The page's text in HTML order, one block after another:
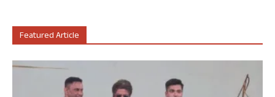
Featured Article